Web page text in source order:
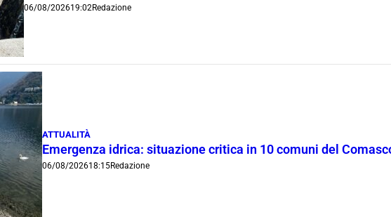
06/08/202619:02Redazione
ATTUALITÀ
Emergenza idrica: situazione critica in 10 comuni del
06/08/202618:15Redazione